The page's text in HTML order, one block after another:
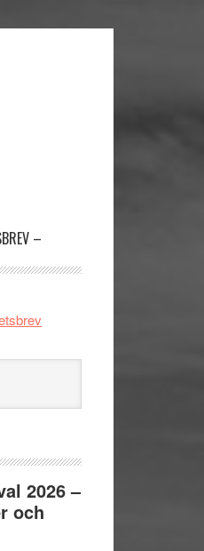
–
2026 –
och